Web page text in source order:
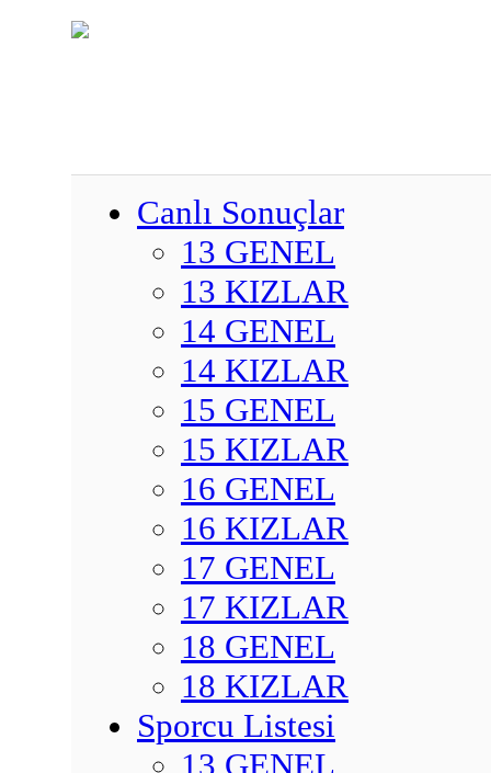
Canlı Sonuçlar
13 GENEL
13 KIZLAR
14 GENEL
14 KIZLAR
15 GENEL
15 KIZLAR
16 GENEL
16 KIZLAR
17 GENEL
17 KIZLAR
18 GENEL
18 KIZLAR
Sporcu Listesi
13 GENEL